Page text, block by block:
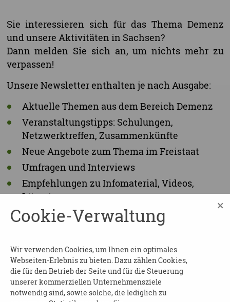
Sie interessieren sich für das Thema Demenz
und unsere Aktivitäten in Sachsen?
Dann melden Sie sich an, um nichts mehr zu
verpassen!
Unsere Newsletter enthalten je nach Ausgabe:
Aktuelle Themen aus dem Bereich Demenz
Veranstaltungstipps: Schulungen,
Netzwerktreffen, Zusammenkünfte
Neue Angebote zum Thema im Freistaat
Umfragen und Interviews
Empfehlungen zu Infomaterial, Videos,
Literatur
News aus Politik und Forschung
Berichte über die Tätigkeiten der
...und weitere spannende Themen
Cookie-Verwaltung ×
Wir verwenden Cookies, um Ihnen ein optimales
Webseiten-Erlebnis zu bieten. Dazu zählen Cookies,
die für den Betrieb der Seite und für die Steuerung
unserer kommerziellen Unternehmensziele
notwendig sind, sowie solche, die lediglich zu